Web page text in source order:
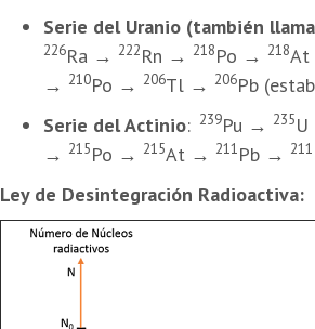
Serie del Uranio (también
226Ra → 222Rn → 218Po → 218
→ 210Po → 206Tl → 206Pb
Serie del Actinio:239Pu → 235U
→ 215Po → 215At → 211Pb → 211
Ley de Desintegración Radioactiva: